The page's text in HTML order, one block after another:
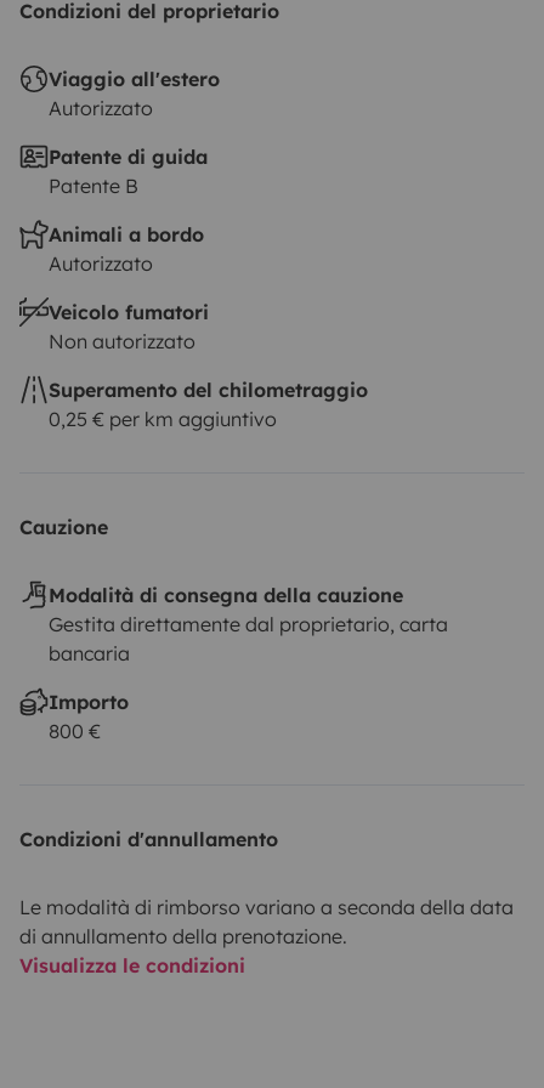
Condizioni del proprietario
Viaggio all'estero
Autorizzato
Patente di guida
Patente B
Animali a bordo
Autorizzato
Veicolo fumatori
Non autorizzato
Superamento del chilometraggio
0,25 € per km aggiuntivo
Cauzione
Modalità di consegna della cauzione
Gestita direttamente dal proprietario, carta
bancaria
Importo
800 €
Condizioni d'annullamento
Le modalità di rimborso variano a seconda della data
di annullamento della prenotazione.
Visualizza le condizioni